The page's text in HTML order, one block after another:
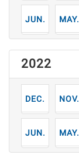
6月 5月
2022
12月 11月
6月 5月